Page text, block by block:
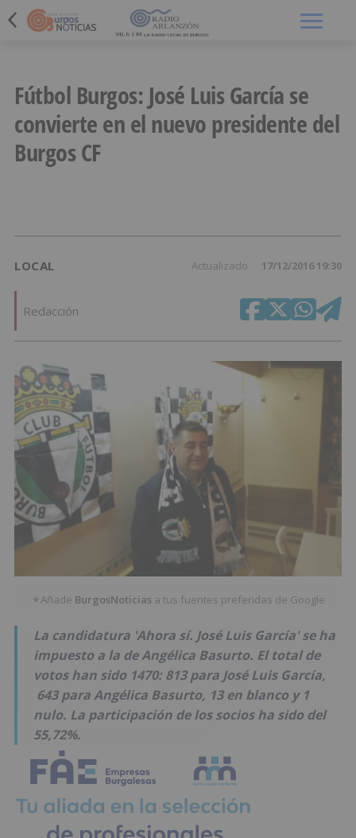
Fútbol Burgos: José Luis García se
convierte en el nuevo presidente del
Burgos CF
LOCAL Actualizado 17/12/2016 19:30
Redacción
★Añade BurgosNoticias a tus fuentes preferidas de Google
La candidatura 'Ahora sí. José Luis García' se ha
impuesto a la de Angélica Basurto. El total de
votos han sido 1470: 813 para José Luis García,
643 para Angélica Basurto, 13 en blanco y 1
nulo. La participación de los socios ha sido del
55,72%.